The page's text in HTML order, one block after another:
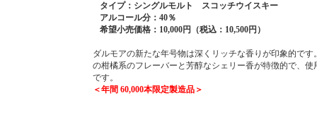
タイプ：シングルモルト スコッチウイスキー
アルコール分：40％
希望小売価格：10,000円（税込：10,500円）
ダルモアの新たな年号物は深くリッチな香りが印象的で
の柑橘系のフレーバーと芳醇なシェリー香が特徴的で、
です。
＜年間 60,000本限定製造品＞